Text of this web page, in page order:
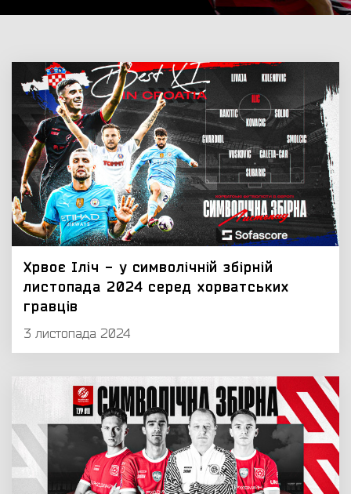
Хрвоє Іліч - у символічній збірній
листопада 2024 серед хорватських
гравців
3 листопада 2024